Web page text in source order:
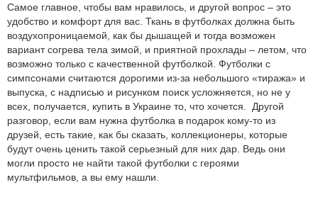
Самое главное, чтобы вам нравилось, и другой вопрос – это
удобство и комфорт для вас. Ткань в футболках должна быть
воздухопроницаемой, как бы дышащей и тогда возможен
вариант согрева тела зимой, и приятной прохлады – летом, что
возможно только с качественной футболкой. Футболки с
симпсонами считаются дорогими из-за небольшого «тиража» и
выпуска, с надписью и рисунком поиск усложняется, но не у
всех, получается, купить в Украине то, что хочется. Другой
разговор, если вам нужна футболка в подарок кому-то из
друзей, есть такие, как бы сказать, коллекционеры, которые
будут очень ценить такой серьезный для них дар. Ведь они
могли просто не найти такой футболки с героями
мультфильмов, а вы ему нашли.